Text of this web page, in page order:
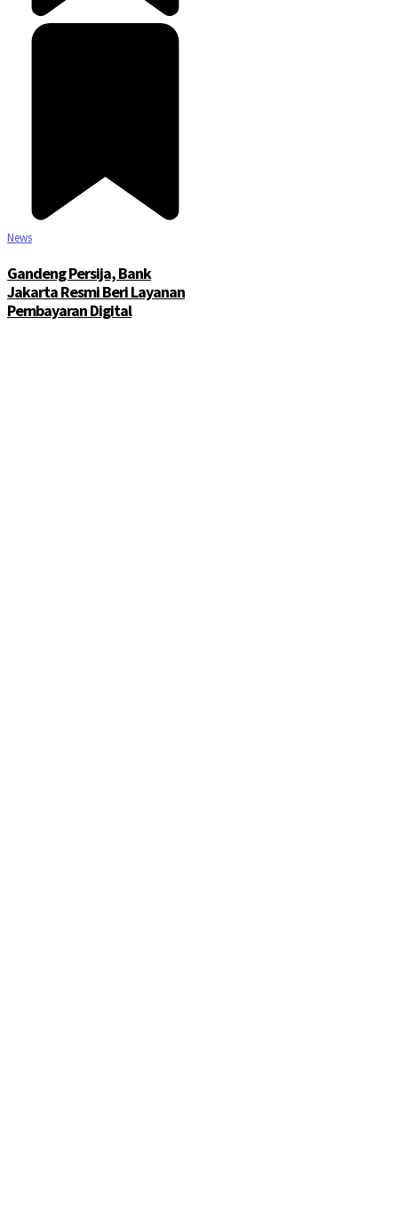
News
Gandeng Persija, Bank
Jakarta Resmi Beri Layanan
Pembayaran Digital